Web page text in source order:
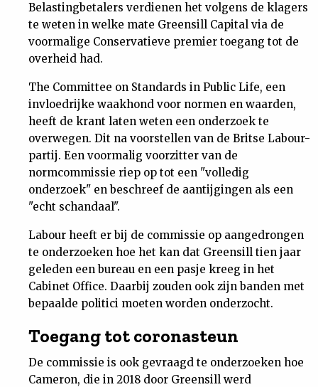
Nieuwsbrief
Contact
Belastingbetalers verdienen het volgens de klagers
te weten in welke mate Greensill Capital via de
voormalige Conservatieve premier toegang tot de
overheid had.
The Committee on Standards in Public Life, een
invloedrijke waakhond voor normen en waarden,
heeft de krant laten weten een onderzoek te
overwegen. Dit na voorstellen van de Britse Labour-
partij. Een voormalig voorzitter van de
normcommissie riep op tot een "volledig
onderzoek" en beschreef de aantijgingen als een
"echt schandaal".
Labour heeft er bij de commissie op aangedrongen
te onderzoeken hoe het kan dat Greensill tien jaar
geleden een bureau en een pasje kreeg in het
Cabinet Office. Daarbij zouden ook zijn banden met
bepaalde politici moeten worden onderzocht.
Toegang tot coronasteun
De commissie is ook gevraagd te onderzoeken hoe
Cameron, die in 2018 door Greensill werd